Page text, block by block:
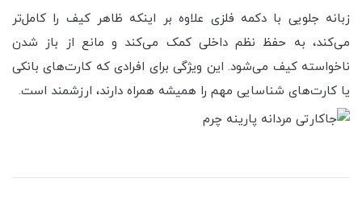
زبانه جلویی با دکمه فلزی علاوه بر اینکه ظاهر کیف را کامل‌تر
می‌کند، به حفظ نظم داخلی کمک می‌کند و مانع از باز شدن
ناخواسته کیف می‌شود. این ویژگی برای افرادی که کارت‌های بانکی
یا کارت‌های شناسایی مهم را همیشه همراه دارند، ارزشمند است.